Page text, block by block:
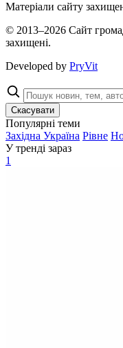
Матеріали сайту
© 2013–2026 Сайт
захищені.
Developed by PryVit
Скасувати
Популярні теми
Західна Україна Рівне
У тренді зараз
1